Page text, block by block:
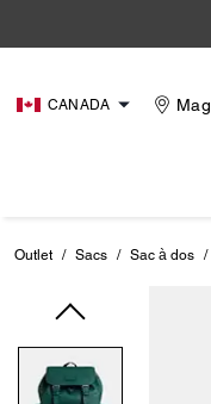
CANADA
Outlet / Sacs / Sac à dos /